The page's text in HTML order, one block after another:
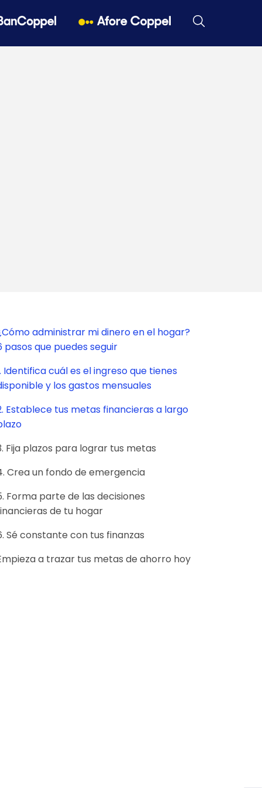
administrar mi dinero en el hogar?
pasos que puedes seguir
Identifica cuál es el ingreso que tienes
y los gastos mensuales
Establece tus metas financieras a largo
Fija plazos para lograr tus metas
Crea un fondo de emergencia
Forma parte de las decisiones
de tu hogar
Sé constante con tus finanzas
a trazar tus metas de ahorro hoy